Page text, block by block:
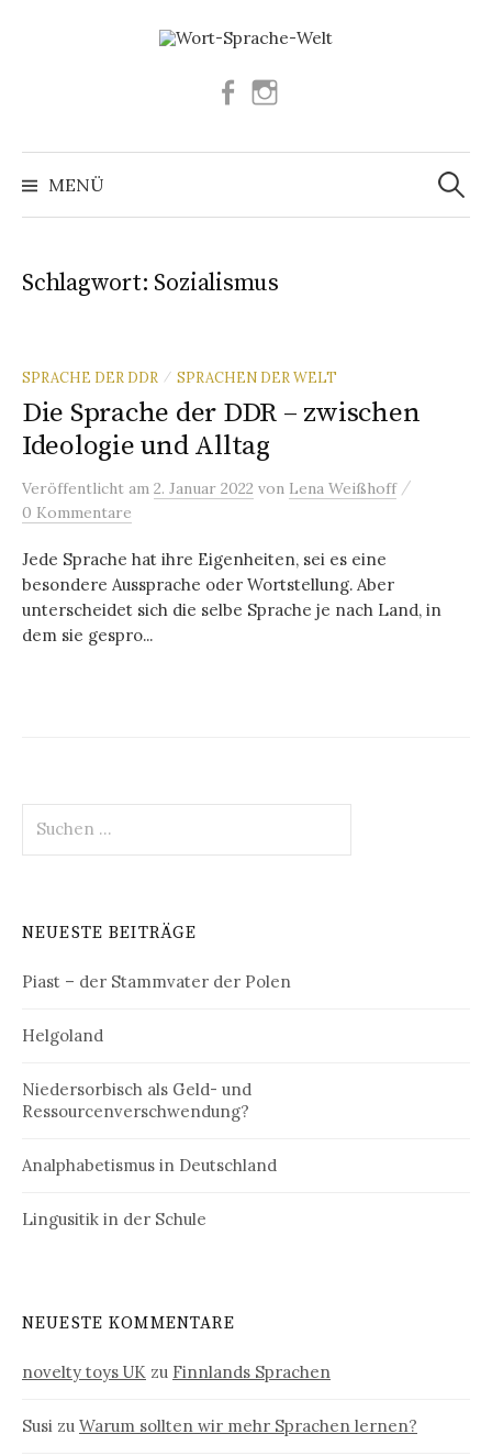
Facebook
MENÜ
Suchen
nach:
Schlagwort: Sozialismus
SPRACHE DER DDR / SPRACHEN DER WELT
Die Sprache der DDR – zwischen
Ideologie und Alltag
Veröffentlicht am 2. Januar 2022 von Lena Weißhoff /
0 Kommentare
Jede Sprache hat ihre Eigenheiten, sei es eine
besondere Aussprache oder Wortstellung. Aber
unterscheidet sich die selbe Sprache je nach Land, in
dem sie gespro...
nach:
NEUESTE BEITRÄGE
Piast – der Stammvater der Polen
Helgoland
Niedersorbisch als Geld- und
Ressourcenverschwendung?
Analphabetismus in Deutschland
Lingusitik in der Schule
NEUESTE KOMMENTARE
novelty toys UK zu Finnlands Sprachen
Susi zu Warum sollten wir mehr Sprachen lernen?